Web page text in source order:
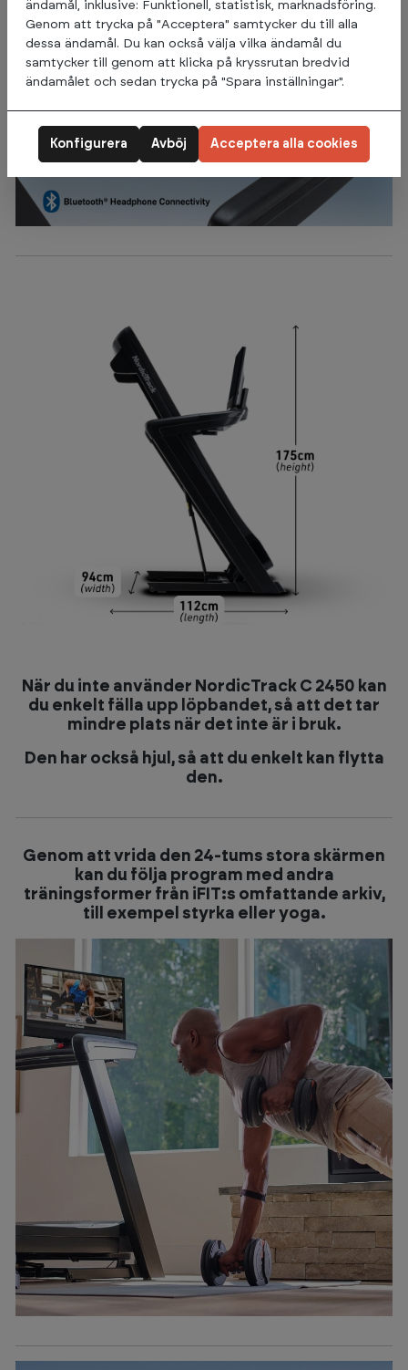
När du inte använder NordicTrack C 2450 kan
du enkelt fälla upp löpbandet, så att det tar
mindre plats när det inte är i bruk.
Den har också hjul, så att du enkelt kan flytta
den.
Genom att vrida den 24-tums stora skärmen
kan du följa program med andra
träningsformer från iFIT:s omfattande arkiv,
till exempel styrka eller yoga.
ändamål, inklusive: Funktionell, statistisk, marknadsföring.
Genom att trycka på "Acceptera" samtycker du till alla
dessa ändamål. Du kan också välja vilka ändamål du
samtycker till genom att klicka på kryssrutan bredvid
ändamålet och sedan trycka på "Spara inställningar".
Avböj
Konfigurera Acceptera alla cookies